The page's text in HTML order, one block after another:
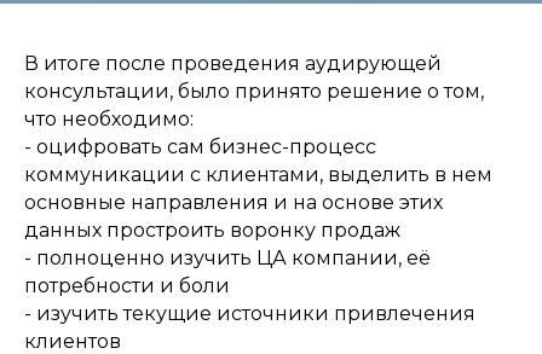
В итоге после проведения аудирующей
консультации, было принято решение о том,
что необходимо:
- оцифровать сам бизнес-процесс
коммуникации с клиентами, выделить в нем
основные направления и на основе этих
данных простроить воронку продаж
- полноценно изучить ЦА компании, её
потребности и боли
- изучить текущие источники привлечения
клиентов